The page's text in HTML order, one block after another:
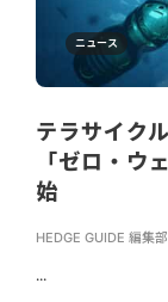
ニュース
テラサイク
「ゼロ・ウ
始
HEDGE GUIDE 編集
...